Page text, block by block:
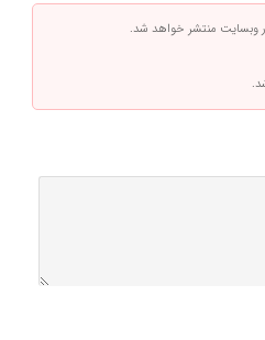
وبسایت منتشر خواهد شد.